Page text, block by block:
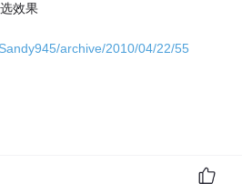
效果
archive/2010/04/22/55